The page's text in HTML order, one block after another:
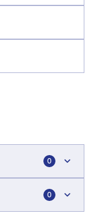
0
0